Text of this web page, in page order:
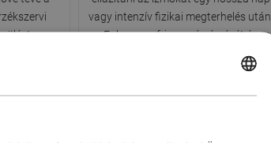
a
vagy intenzív fizikai megterhelés után.
Fokozza a frissesség érzését és